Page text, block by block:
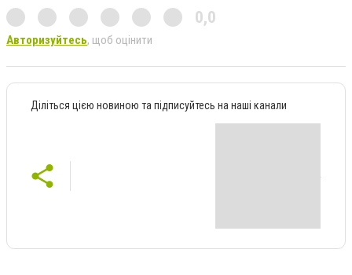
0,0
Авторизуйтесь, щоб оцінити
Діліться цією новиною та підписуйтесь на наші канали